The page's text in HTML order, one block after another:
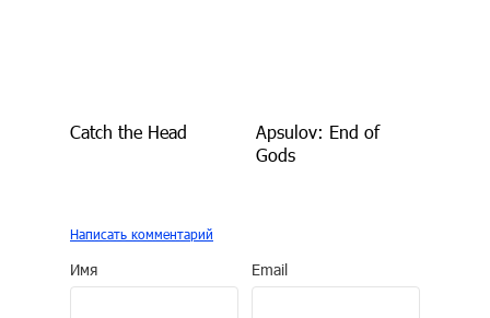
Catch the Head
Apsulov: End of
Gods
Написать комментарий
Имя Email